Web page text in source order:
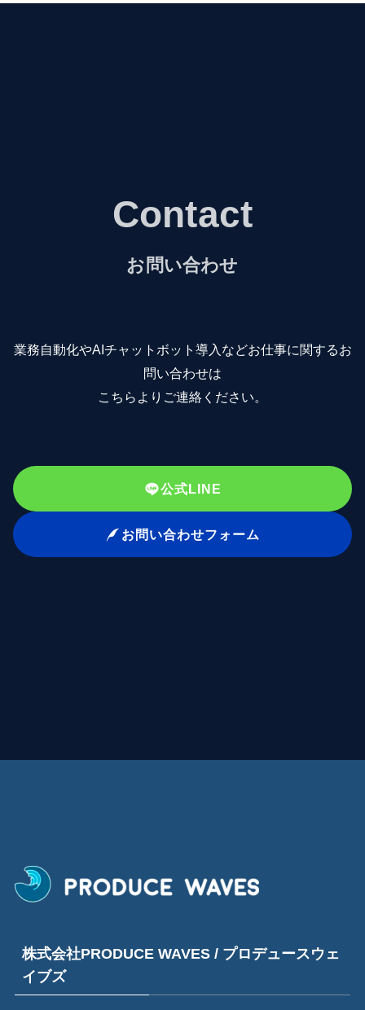
Contact
お問い合わせ
業務自動化やAIチャットボット導入などお仕事に関するお
問い合わせは
こちらよりご連絡ください。
公式LINE
お問い合わせフォーム
株式会社PRODUCE WAVES / プロデュースウェ
イブズ